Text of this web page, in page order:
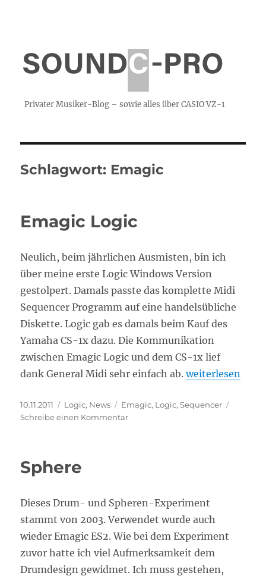
Privater Musiker-Blog – sowie alles über CASIO VZ-1
Schlagwort: Emagic
Emagic Logic
Neulich, beim jährlichen Ausmisten, bin ich
über meine erste Logic Windows Version
gestolpert. Damals passte das komplette Midi
Sequencer Programm auf eine handelsübliche
Diskette. Logic gab es damals beim Kauf des
Yamaha CS-1x dazu. Die Kommunikation
zwischen Emagic Logic und dem CS-1x lief
dank General Midi sehr einfach ab.„Emagic Logic“
weiterlesen
Veröffentlicht
am
10.11.2011 Kategorien
Logic, News Schlagwörter
Emagic, Logic,Sequencer
Schreibe einen Kommentarzu
Sphere
Dieses Drum- und Spheren-Experiment
stammt von 2003. Verwendet wurde auch
wieder Emagic ES2. Wie bei dem Experiment
zuvor hatte ich viel Aufmerksamkeit dem
Drumdesign gewidmet. Ich muss gestehen,